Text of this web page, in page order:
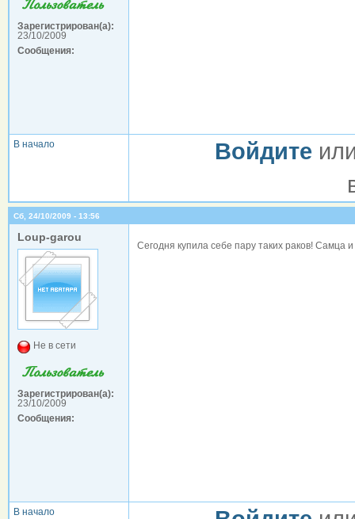
Зарегистрирован(а):
23/10/2009
Сообщения:
В начало Войдите
Сб, 24/10/2009 - 13:56
Loup-garou
Не в сети
Зарегистрирован(а):
23/10/2009
Сообщения:
Сегодня купила себе пару таких раков! Самца
В начало